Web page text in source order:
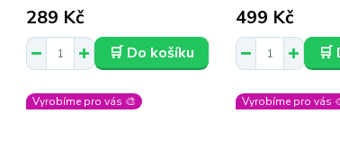
289 Kč
🛒 Do košíku
499 Kč
🛒
Vyrobíme pro vás 🎨 Vyrobíme pro vás